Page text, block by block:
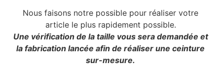
Nous faisons notre possible pour réaliser votre
article le plus rapidement possible.
Une vérification de la taille vous sera demandée et
la fabrication lancée afin de réaliser une ceinture
sur-mesure.